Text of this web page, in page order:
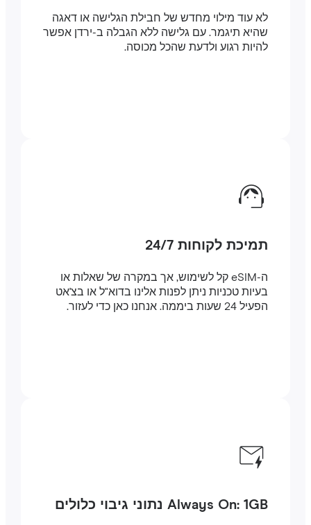
לא עוד מילוי מחדש של חבילת הגלישה או דאגה
שהיא תיגמר. עם גלישה ללא הגבלה ב-ירדן אפשר
להיות רגוע ולדעת שהכל מכוסה.
תמיכת לקוחות 24/7
ה-eSIM קל לשימוש, אך במקרה של שאלות או
בעיות טכניות ניתן לפנות אלינו בדוא"ל או בצ'אט
הפעיל 24 שעות ביממה. אנחנו כאן כדי לעזור.
Always On: 1GB נתוני גיבוי כלולים